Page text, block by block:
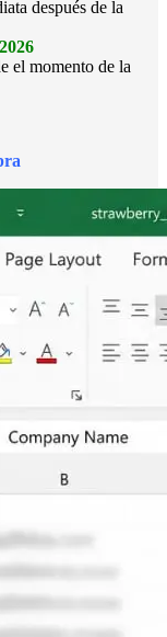
después de la
el momento de la